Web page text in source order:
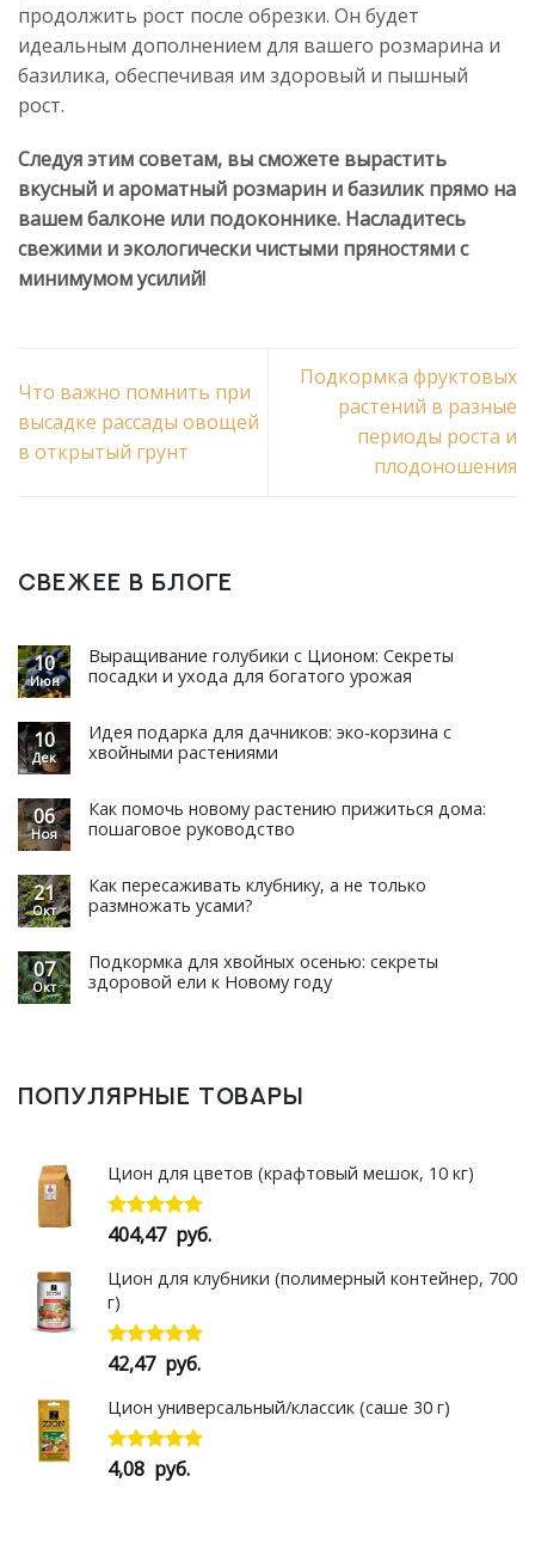
продолжить рост после обрезки. Он будет
идеальным дополнением для вашего розмарина и
базилика, обеспечивая им здоровый и пышный
рост.
Следуя этим советам, вы сможете вырастить
вкусный и ароматный розмарин и базилик прямо на
вашем балконе или подоконнике. Насладитесь
свежими и экологически чистыми пряностями с
минимумом усилий!
Что важно помнить при
высадке рассады овощей
в открытый грунт
Подкормка фруктовых
растений в разные
периоды роста и
плодоношения
СВЕЖЕЕ В БЛОГЕ
10
Июн
Выращивание голубики с Ционом: Секреты
посадки и ухода для богатого урожая
10
Дек
Идея подарка для дачников: эко-корзина с
хвойными растениями
06
Ноя
Как помочь новому растению прижиться дома:
пошаговое руководство
21
Окт
Как пересаживать клубнику, а не только
размножать усами?
07
Окт
Подкормка для хвойных осенью: секреты
здоровой ели к Новому году
ПОПУЛЯРНЫЕ ТОВАРЫ
Цион для цветов (крафтовый мешок, 10 кг)
Оценка
5.00из 5
404,47 руб.
Цион для клубники (полимерный контейнер, 700
г)
Оценка
5.00
из 5
42,47 руб.
Цион универсальный/классик (саше 30 г)
Оценка
5.00
из 5
4,08 руб.